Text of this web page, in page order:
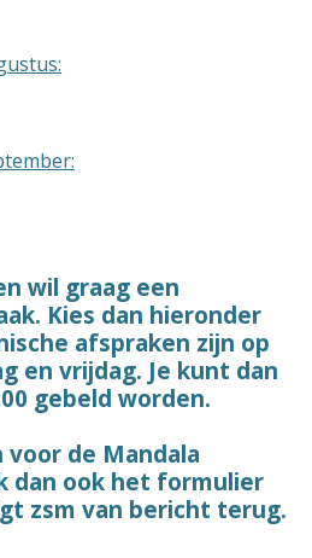
wil graag een
Kies dan hieronder
afspraken zijn op
en vrijdag. Je kunt dan
gebeld worden.
voor de Mandala
dan ook het formulier
zsm van bericht terug.